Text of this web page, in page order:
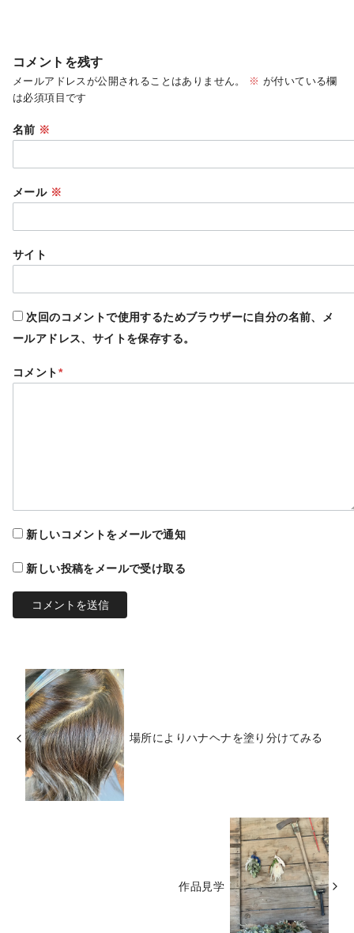
コメントを残す
メールアドレスが公開されることはありません。 ※ が付いている欄
は必須項目です
名前 ※
メール ※
サイト
次回のコメントで使用するためブラウザーに自分の名前、メ
ールアドレス、サイトを保存する。
コメント*
新しいコメントをメールで通知
新しい投稿をメールで受け取る
場所によりハナヘナを塗り分けてみる
作品見学